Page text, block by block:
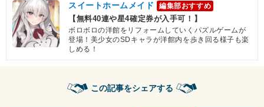
スイートホームメイド 編集部おすすめ
【無料40連や星4確定券が入手可！】
ボロボロの洋館をリフォームしていくパズルゲームが
登場！美少女のSDキャラが洋館内を歩き回る様子も楽
しめる！
この記事をシェアする